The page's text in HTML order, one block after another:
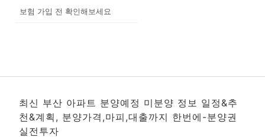
보험 가입 전 확인해보세요
최신 부산 아파트 분양예정 미분양 정보 일정&추
천&계획, 분양가격,마피,대출까지 한번에-분양권
실전투자